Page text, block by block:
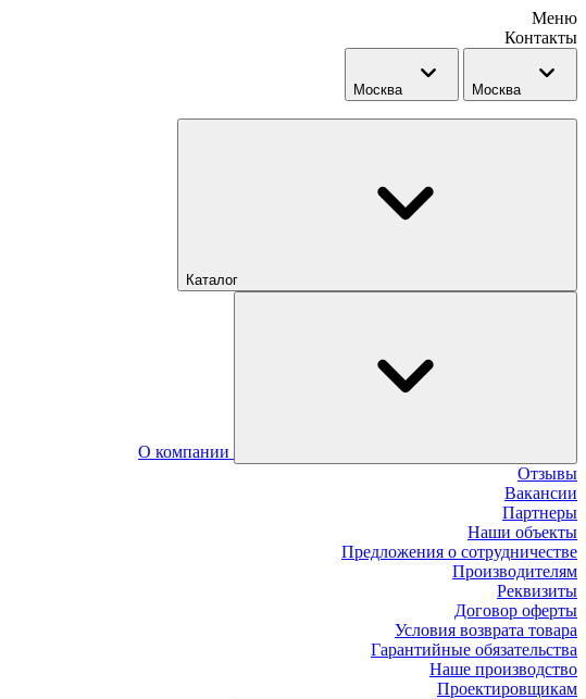
Меню
Контакты
Москва Москва
Каталог
О компании
Отзывы
Вакансии
Партнеры
Наши объекты
Предложения о сотрудничестве
Производителям
Реквизиты
Договор оферты
Условия возврата товара
Гарантийные обязательства
Наше производство
Проектировщикам